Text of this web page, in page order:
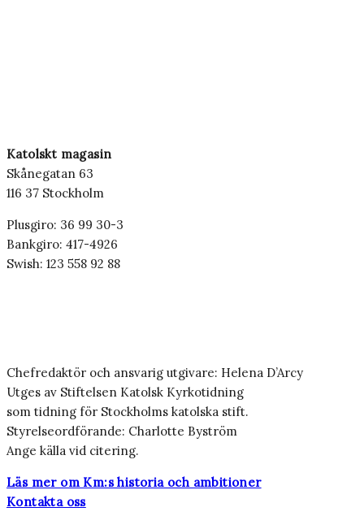
Katolskt magasin
Skånegatan 63
116 37 Stockholm
Plusgiro: 36 99 30-3
Bankgiro: 417-4926
Swish: 123 558 92 88
Chefredaktör och ansvarig utgivare: Helena D’Arcy
Utges av Stiftelsen Katolsk Kyrkotidning
som tidning för Stockholms katolska stift.
Styrelseordförande: Charlotte Byström
Ange källa vid citering.
Läs mer om Km:s historia och ambitioner
Kontakta oss